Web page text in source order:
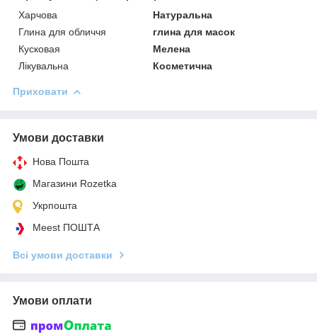
Харчова
Натуральна
Глина для обличчя
глина для масок
Кусковая
Мелена
Лікувальна
Косметична
Приховати
Умови доставки
Нова Пошта
Магазини Rozetka
Укрпошта
Meest ПОШТА
Всі умови доставки
Умови оплати